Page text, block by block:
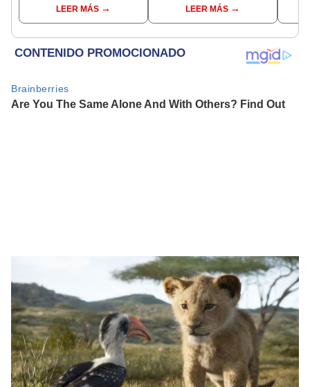
en agostoLEER MÁS
aumentará en dos
etapas
LEER MÁS